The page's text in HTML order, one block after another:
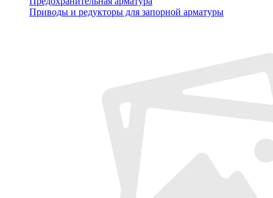
Приводы и редукторы для запорной арматуры